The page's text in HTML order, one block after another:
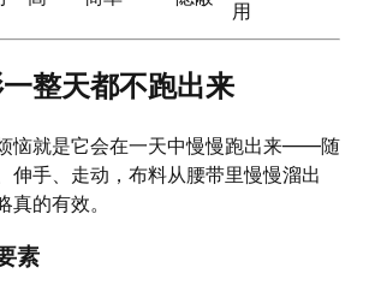
用
整天都不跑出来
恼就是它会在一天中慢慢跑出来——随
伸手、走动，布料从腰带里慢慢溜出
的有效。
素